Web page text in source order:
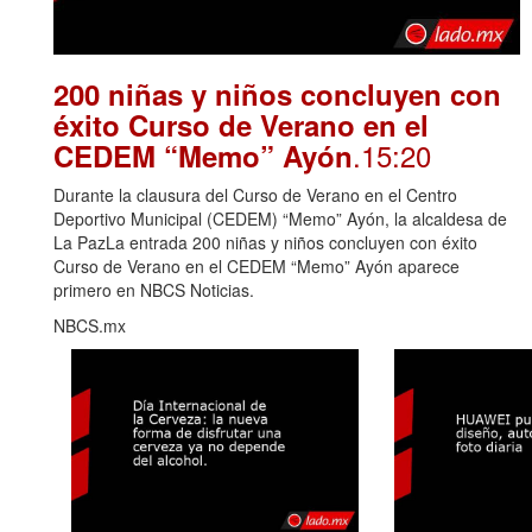
200 niñas y niños concluyen con
éxito Curso de Verano en el
CEDEM “Memo” Ayón.15:20
Durante la clausura del Curso de Verano en el Centro
Deportivo Municipal (CEDEM) “Memo” Ayón, la alcaldesa de
La PazLa entrada 200 niñas y niños concluyen con éxito
Curso de Verano en el CEDEM “Memo” Ayón aparece
primero en NBCS Noticias.
NBCS.mx